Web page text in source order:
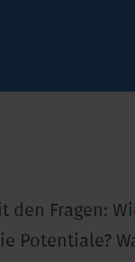
den Fragen:
Potentiale?